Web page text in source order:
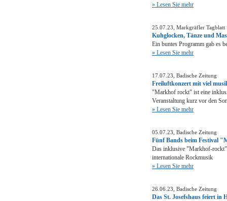
» Lesen Sie mehr
25.07.23, Markgräfler Tagblatt
Kuhglocken, Tänze und
Ein buntes Programm gab es
» Lesen Sie mehr
17.07.23, Badische Zeitung
Freiluftkonzert mit viel
"Markhof rockt" ist eine
Veranstaltung kurz vor den
» Lesen Sie mehr
05.07.23, Badische Zeitung
Fünf Bands beim Festival
Das inklusive "Markhof-
internationale Rockmusik
» Lesen Sie mehr
26.06.23, Badische Zeitung
Das St. Josefshaus feiert in